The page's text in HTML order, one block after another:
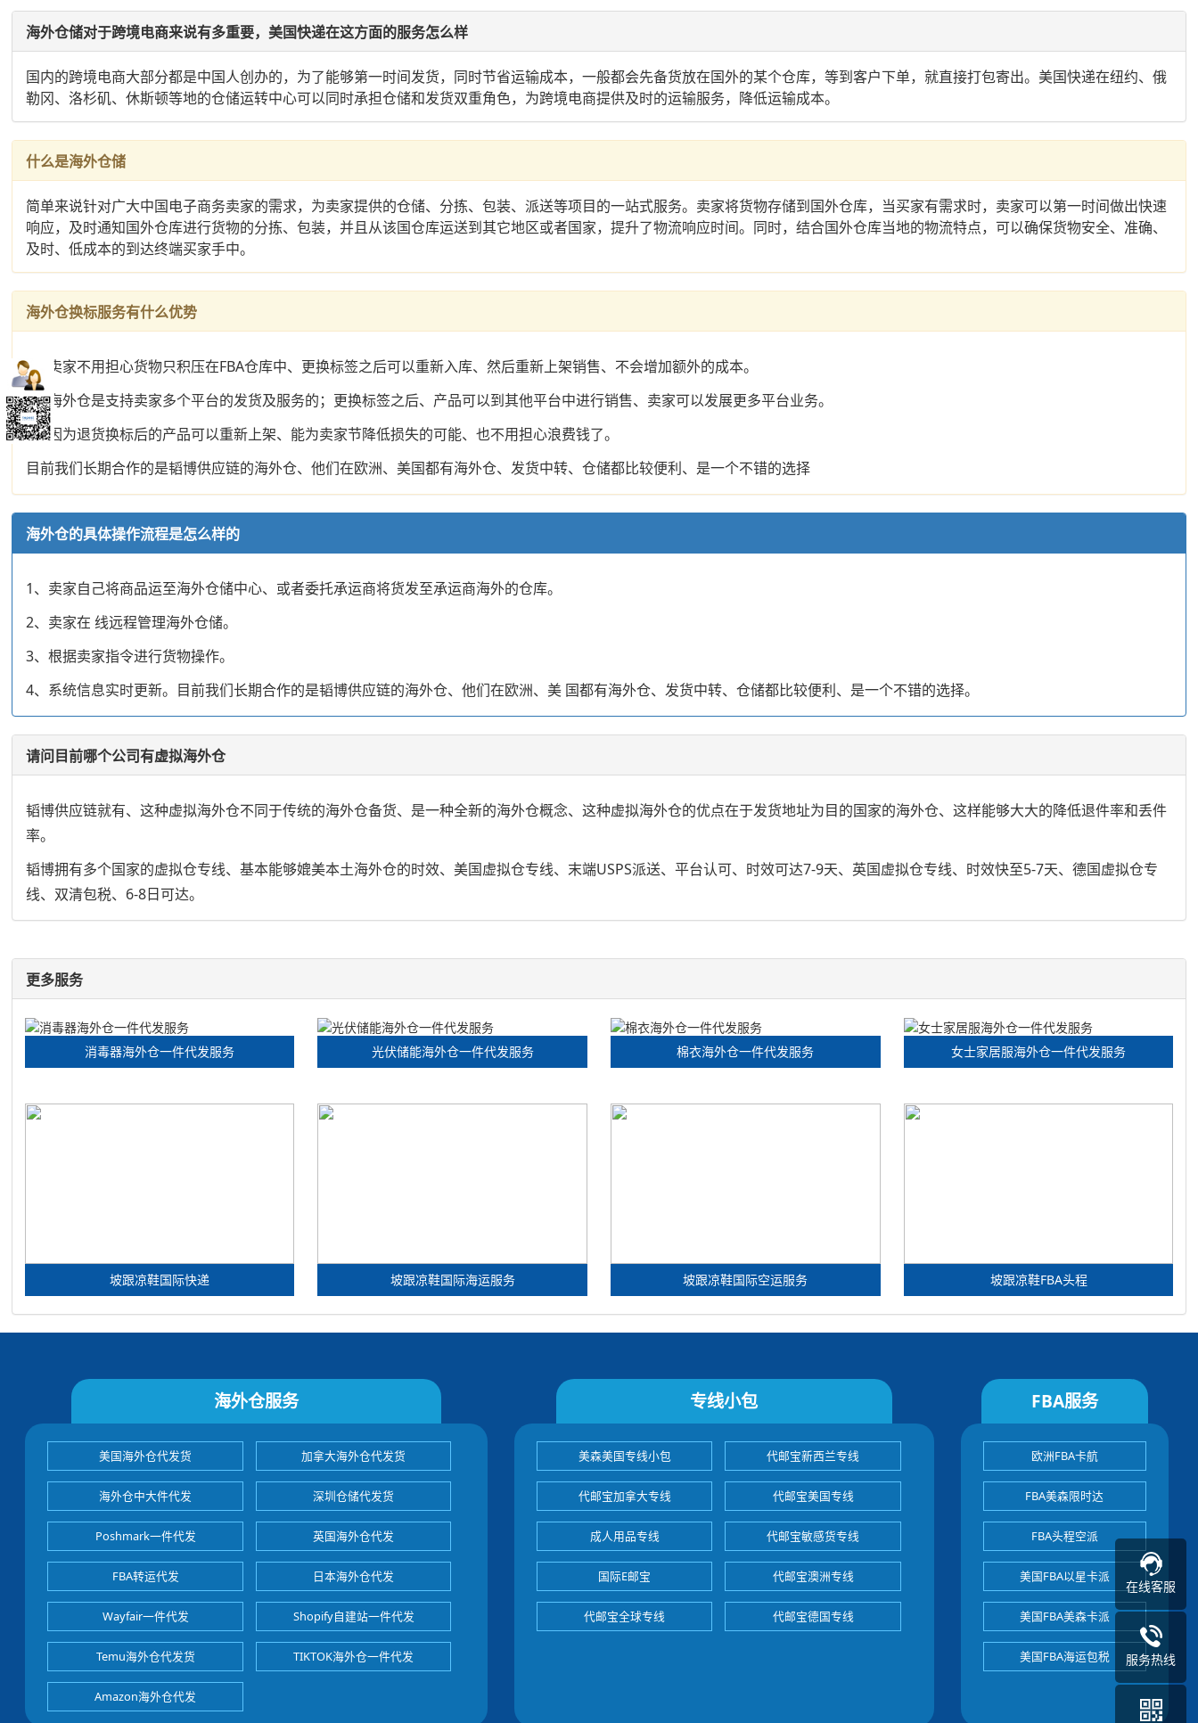
海外仓储对于跨境电商来说有多重要，美国快递在这方面的服务怎么样
国内的跨境电商大部分都是中国人创办的，为了能够第一时间发货，同时节省运输成本，一般都会先备货放在国外的某个仓库，等到客户下单，就直接打包寄出。美国快递在纽约、俄
勒冈、洛杉矶、休斯顿等地的仓储运转中心可以同时承担仓储和发货双重角色，为跨境电商提供及时的运输服务，降低运输成本。
什么是海外仓储
简单来说针对广大中国电子商务卖家的需求，为卖家提供的仓储、分拣、包装、派送等项目的一站式服务。卖家将货物存储到国外仓库，当买家有需求时，卖家可以第一时间做出快速
响应，及时通知国外仓库进行货物的分拣、包装，并且从该国仓库运送到其它地区或者国家，提升了物流响应时间。同时，结合国外仓库当地的物流特点，可以确保货物安全、准确、
及时、低成本的到达终端买家手中。
海外仓换标服务有什么优势
1、卖家不用担心货物只积压在FBA仓库中、更换标签之后可以重新入库、然后重新上架销售、不会增加额外的成本。
2、海外仓是支持卖家多个平台的发货及服务的；更换标签之后、产品可以到其他平台中进行销售、卖家可以发展更多平台业务。
3、因为退货换标后的产品可以重新上架、能为卖家节降低损失的可能、也不用担心浪费钱了。
目前我们长期合作的是韬博供应链的海外仓、他们在欧洲、美国都有海外仓、发货中转、仓储都比较便利、是一个不错的选择
海外仓的具体操作流程是怎么样的
1、卖家自己将商品运至海外仓储中心、或者委托承运商将货发至承运商海外的仓库。
2、卖家在 线远程管理海外仓储。
3、根据卖家指令进行货物操作。
4、系统信息实时更新。目前我们长期合作的是韬博供应链的海外仓、他们在欧洲、美 国都有海外仓、发货中转、仓储都比较便利、是一个不错的选择。
请问目前哪个公司有虚拟海外仓
韬博供应链就有、这种虚拟海外仓不同于传统的海外仓备货、是一种全新的海外仓概念、这种虚拟海外仓的优点在于发货地址为目的国家的海外仓、这样能够大大的降低退件率和丢件
率。
韬博拥有多个国家的虚拟仓专线、基本能够媲美本土海外仓的时效、美国虚拟仓专线、末端USPS派送、平台认可、时效可达7-9天、英国虚拟仓专线、时效快至5-7天、德国虚拟仓专
线、双清包税、6-8日可达。
更多服务
消毒器海外仓一件代发服务 光伏储能海外仓一件代发服务 棉衣海外仓一件代发服务 女士家居服海外仓一件代发服务
坡跟凉鞋国际快递 坡跟凉鞋国际海运服务 坡跟凉鞋国际空运服务 坡跟凉鞋FBA头程
海外仓服务
美国海外仓代发货 加拿大海外仓代发货
海外仓中大件代发 深圳仓储代发货
Poshmark一件代发 英国海外仓代发
FBA转运代发 日本海外仓代发
Wayfair一件代发 Shopify自建站一件代发
Temu海外仓代发货 TIKTOK海外仓一件代发
Amazon海外仓代发
专线小包
美森美国专线小包 代邮宝新西兰专线
代邮宝加拿大专线 代邮宝美国专线
成人用品专线 代邮宝敏感货专线
国际E邮宝 代邮宝澳洲专线
代邮宝全球专线 代邮宝德国专线
FBA服务
欧洲FBA卡航
FBA美森限时达
FBA头程空派
美国FBA以星卡派
美国FBA美森卡派
美国FBA海运包税
在线客服
服务热线